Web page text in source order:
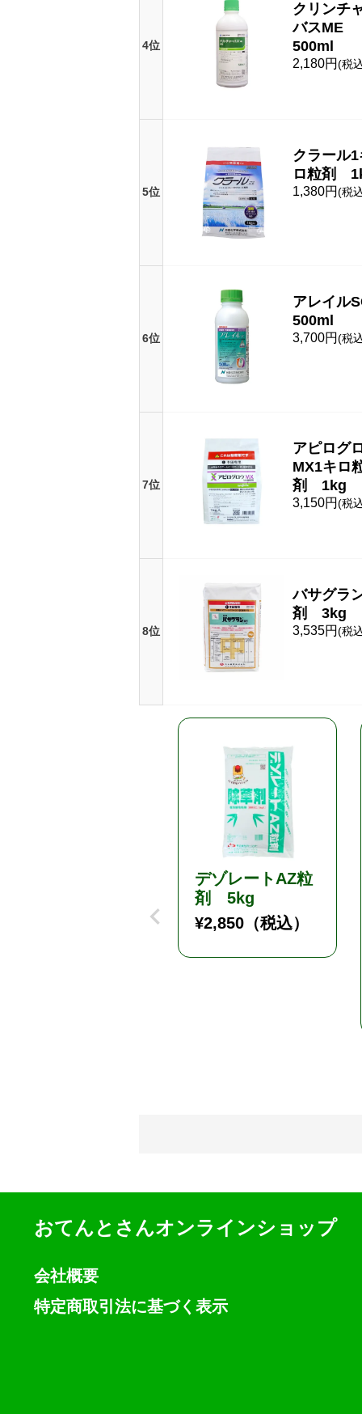
4位
クリンチ
バスME
500ml
2,180円(税
5位
クラール1
ロ粒剤
1,380円(税
6位
アレイル
500ml
3,700円(税
7位
アピログ
MX1キロ
剤 1kg
3,150円(税
8位
バサグラ
剤 3kg
3,535円(税
デゾレートAZ粒
剤 5kg
¥2,850 （税込）
おてんとさんオンラインショップ
会社概要
特定商取引法に基づく表示